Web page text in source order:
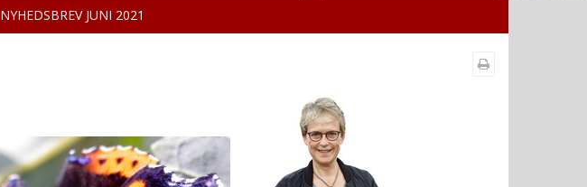
NYHEDSBREV JUNI 2021